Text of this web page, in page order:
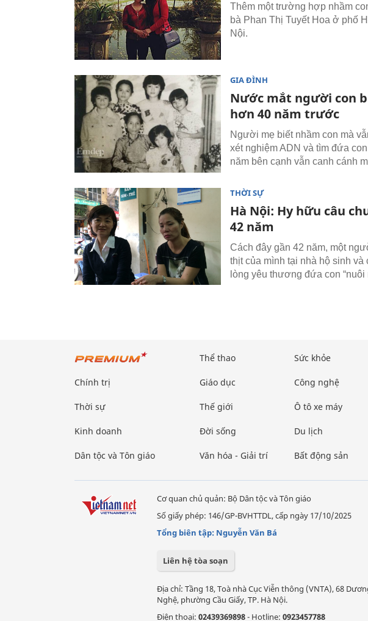
Thêm một trường hợp nhầm
bà Phan Thị Tuyết Hoa ở phố
Nội.
GIA ĐÌNH
Nước mắt người con
hơn 40 năm trước
Người mẹ biết nhầm con mà
xét nghiệm ADN và tìm đứa
năm bên cạnh vẫn canh cánh
THỜI SỰ
Hà Nội: Hy hữu câu
42 năm
Cách đây gần 42 năm, một
thịt của mình tại nhà hộ sinh và
lòng yêu thương đứa con “nuôi
Chính trị
Thời sự
Kinh doanh
Dân tộc và Tôn giáo
Thể thao
Giáo dục
Thế giới
Đời sống
Văn hóa - Giải trí
Sức khỏe
Công nghệ
Ô tô xe máy
Du lịch
Bất động sản
Cơ quan chủ quản: Bộ Dân tộc và Tôn giáo
Số giấy phép: 146/GP-BVHTTDL, cấp ngày 17/10/2025
Tổng biên tập: Nguyễn Văn Bá
Liên hệ tòa soạn
Địa chỉ: Tầng 18, Toà nhà Cục Viễn thông (VNTA), 68
Nghệ, phường Cầu Giấy, TP. Hà Nội.
Điện thoại: 02439369898- Hotline: 0923457788